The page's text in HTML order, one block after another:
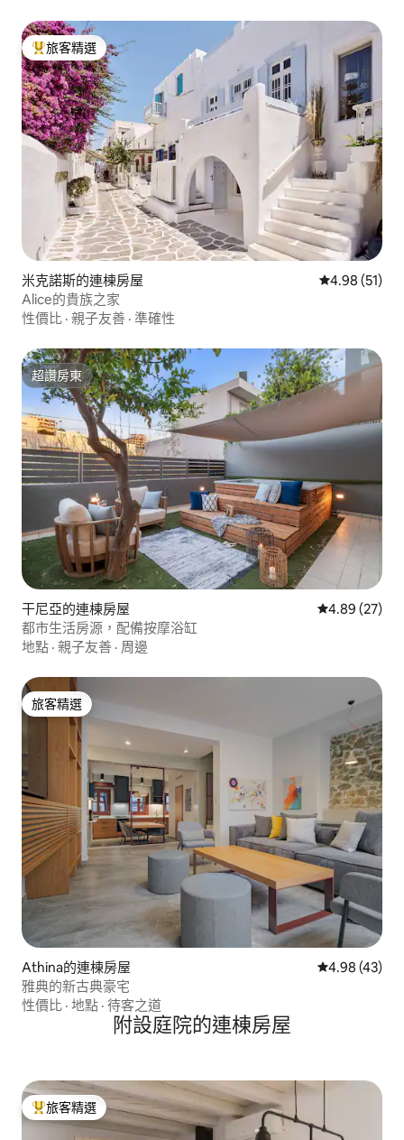
旅客精選榜首
旅客精選
米克諾斯的連棟房屋 從 51 則評價
4.98 (51)
Alice的貴族之家
性價比 · 親子友善 · 準確性
超讚房東
超讚房東
干尼亞的連棟房屋 從 27 則評價
4.89 (27)
都市生活房源，配備按摩浴缸
地點 · 親子友善 · 周邊
旅客精選
旅客精選
Athina的連棟房屋 從 43 則評價
4.98 (43)
雅典的新古典豪宅
性價比 · 地點 · 待客之道
附設庭院的連棟房屋
旅客精選榜首
旅客精選